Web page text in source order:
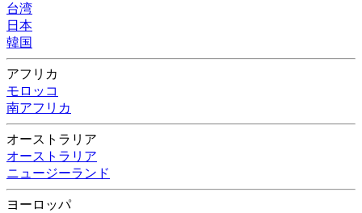
台湾
日本
韓国
アフリカ
モロッコ
南アフリカ
オーストラリア
オーストラリア
ニュージーランド
ヨーロッパ